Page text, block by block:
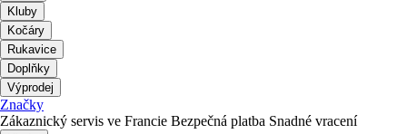
Kluby
Kočáry
Rukavice
Doplňky
Výprodej
Značky
Zákaznický servis ve Francie Bezpečná platba Snadné vracení